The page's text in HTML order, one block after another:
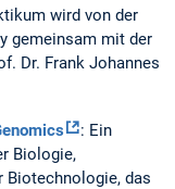
wird von der
gemeinsam mit der
Dr. Frank Johannes
: Ein
Biologie,
Biotechnologie, das